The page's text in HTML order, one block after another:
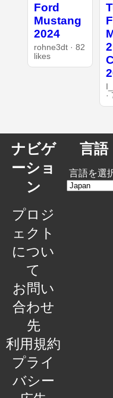
Ford
Mustang
2024
rohne3dt · 82
likes
·
ナビゲ
ーショ
ン
プロジ
ェクト
につい
て
お問い
合わせ
先
利用規約
プライ
バシー
言語
言語を選